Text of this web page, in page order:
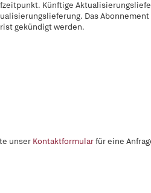
Künftige
Das Abonnement
gekündigt werden.
unser Kontaktformularfür eine